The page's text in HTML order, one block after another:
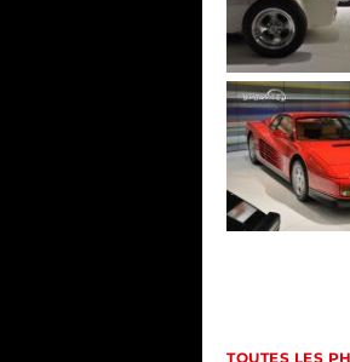
TOUTES LES